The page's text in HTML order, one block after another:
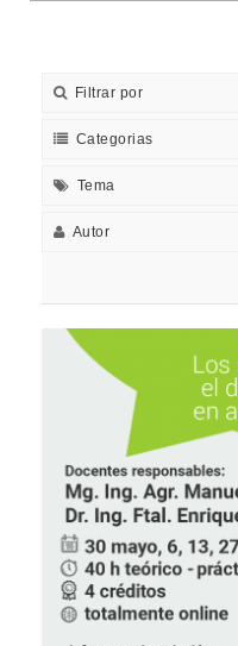
Filtrar por
Categorias
Tema
Autor